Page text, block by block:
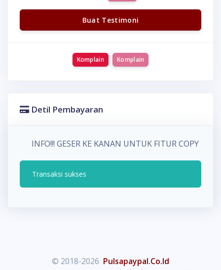
Buat Testimoni
Komplain Komplain
Detil Pembayaran
INFO!!! GESER KE KANAN UNTUK FITUR COPY
Transaksi sukses
© 2018-2026 Pulsapaypal.Co.Id